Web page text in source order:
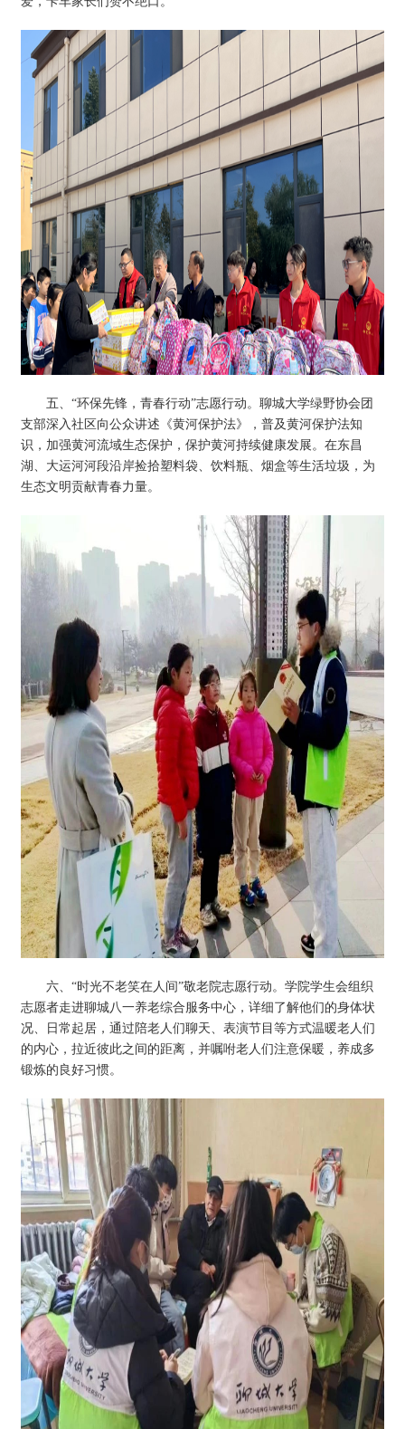
五、“环保先锋，青春行动”志愿行动。聊城大学绿野协会团
支部深入社区向公众讲述《黄河保护法》，普及黄河保护法知
识，加强黄河流域生态保护，保护黄河持续健康发展。在东昌
湖、大运河河段沿岸捡拾塑料袋、饮料瓶、烟盒等生活垃圾，为
生态文明贡献青春力量。
六、“时光不老笑在人间”敬老院志愿行动。学院学生会组织
志愿者走进聊城八一养老综合服务中心，详细了解他们的身体状
况、日常起居，通过陪老人们聊天、表演节目等方式温暖老人们
的内心，拉近彼此之间的距离，并嘱咐老人们注意保暖，养成多
锻炼的良好习惯。